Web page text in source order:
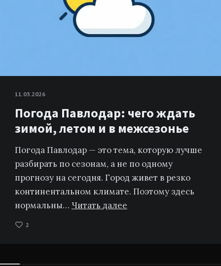
11.03.2026
Погода Павлодар: чего ждать
зимой, летом и в межсезонье
Погода Павлодар — это тема, которую лучше
разбирать по сезонам, а не по одному
прогнозу на сегодня. Город живет в резко
континентальном климате. Поэтому здесь
нормальны… Читать далее
2